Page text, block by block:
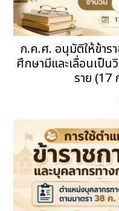
ก.ค.ศ. อนุมัติให้ข้าร
ศึกษามีและเลื่อนเป็น
ราย (17